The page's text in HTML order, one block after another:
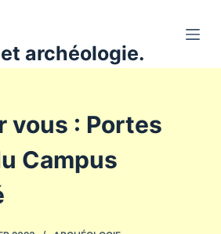
archéologie.
vous : Portes
Campus